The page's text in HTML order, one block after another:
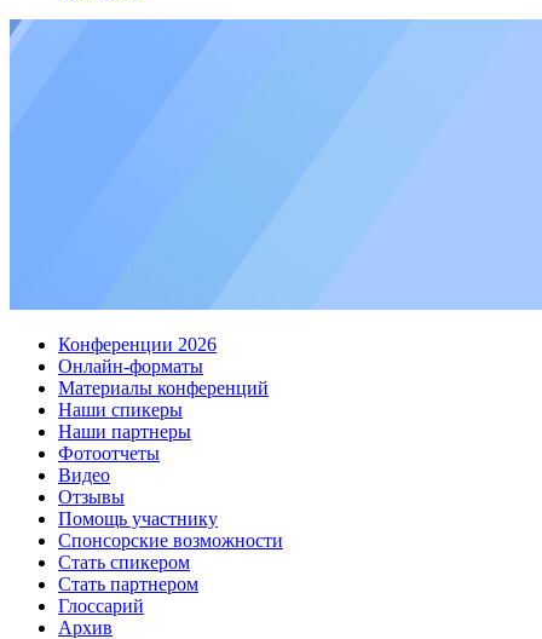
Конференции 2026
Онлайн-форматы
Материалы конференций
Наши спикеры
Наши партнеры
Фотоотчеты
Видео
Отзывы
Помощь участнику
Спонсорские возможности
Стать спикером
Стать партнером
Глоссарий
Архив